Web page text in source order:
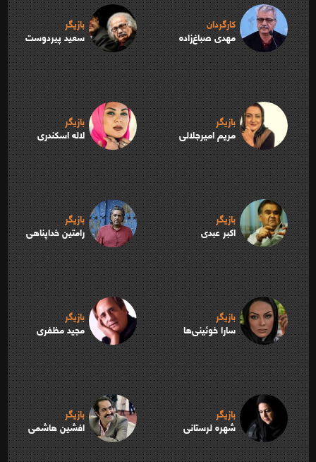
کارگردان
مهدی صباغ‌زاده
بازیگر
سعید پیردوست
بازیگر
مریم امیرجلالی
بازیگر
لاله اسکندری
بازیگر
اکبر عبدی
بازیگر
رامتین خداپناهی
بازیگر
سارا خوئینی‌ها
بازیگر
مجید مظفری
بازیگر
شهره لرستانی
بازیگر
افشین هاشمی